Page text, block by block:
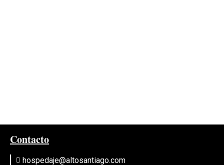
Contacto
hospedaje@altosantiago.com